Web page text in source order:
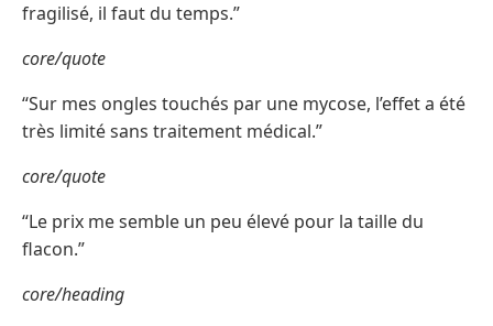
fragilisé, il faut du temps.”
core/quote
“Sur mes ongles touchés par une mycose, l’effet a été
très limité sans traitement médical.”
core/quote
“Le prix me semble un peu élevé pour la taille du
flacon.”
core/heading